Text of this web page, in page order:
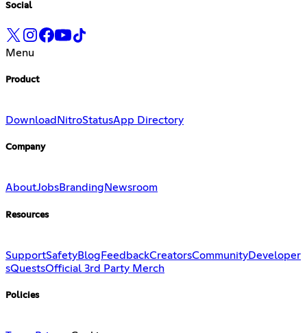
Social
Menu
Product
Download NitroStatusApp Directory
Company
AboutJobsBranding Newsroom
Resources
SupportSafetyBlog FeedbackCreatorsCommunityDeveloper
sQuestsOfficial 3rd Party Merch
Policies